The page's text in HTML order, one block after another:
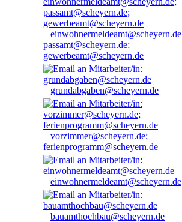
passamt@scheyern.de;
gewerbeamt@scheyern.de
grundabgaben@scheyern.de
vorzimmer@scheyern.de;
ferienprogramm@scheyern.de
einwohnermeldeamt@scheyern.de
bauamthochbau@scheyern.de